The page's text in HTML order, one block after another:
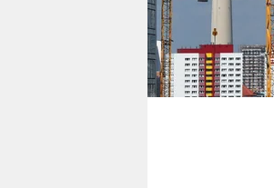
fragen & hilfe
unterstützen
abo